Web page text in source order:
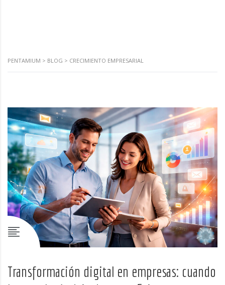
PENTAMIUM > BLOG > CRECIMIENTO EMPRESARIAL
Transformación digital en empresas: cuando